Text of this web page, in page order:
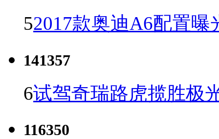
52017款奥迪A6配置曝
141357
6试驾奇瑞路虎揽胜极
116350